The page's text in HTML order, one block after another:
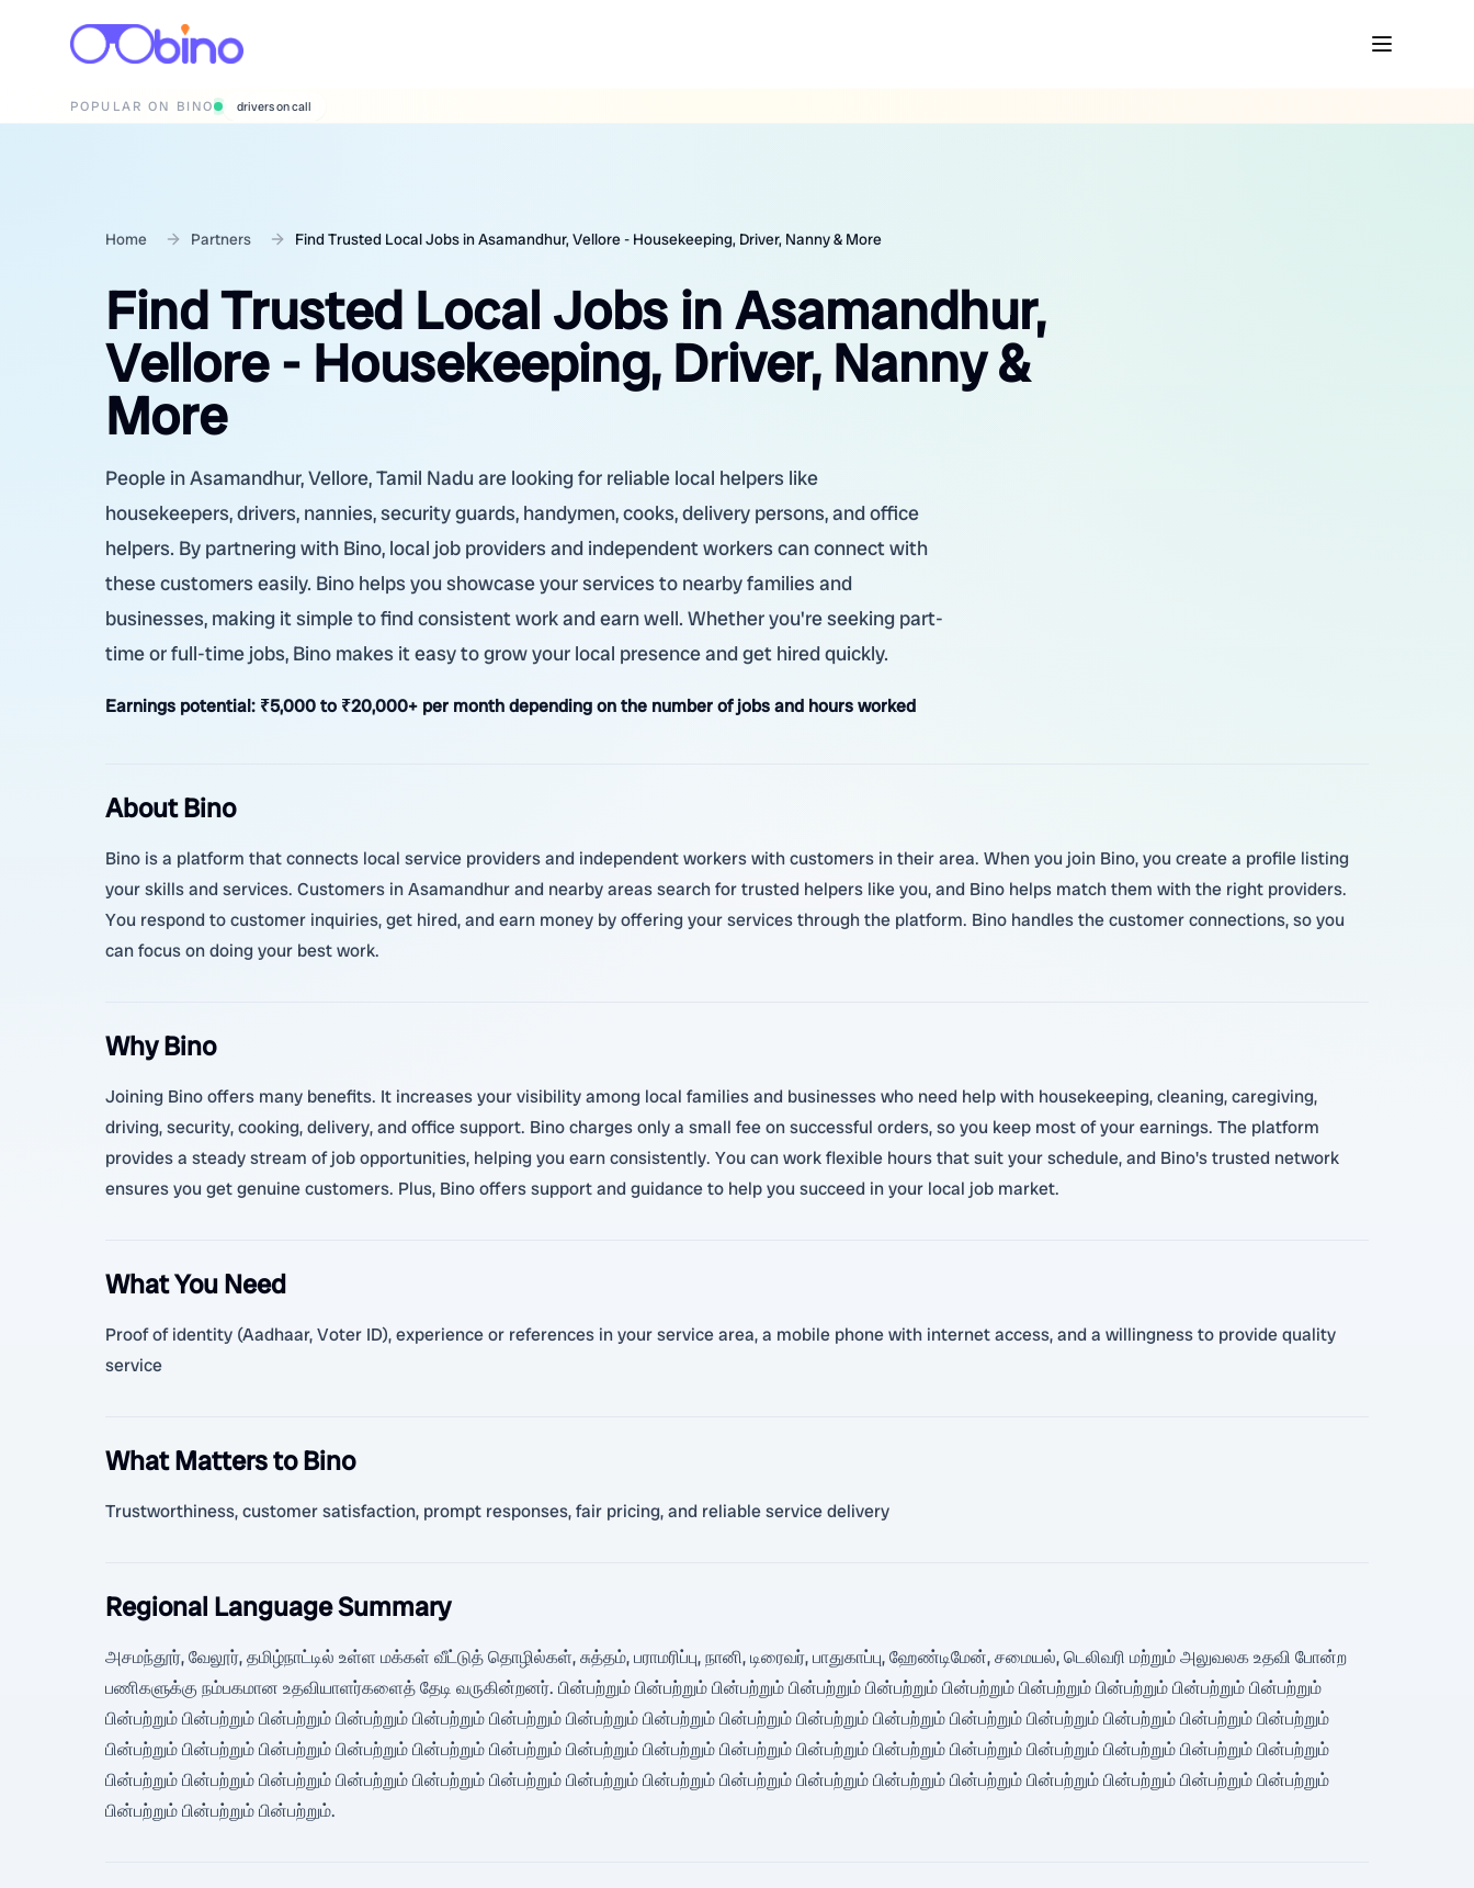
POPULAR ON BINO wedding photographers
Home Partners Find Trusted Local Jobs in Asamandhur, Vellore - Housekeeping, Driver, Nanny & More
Find Trusted Local Jobs in Asamandhur,
Vellore - Housekeeping, Driver, Nanny &
More
People in Asamandhur, Vellore, Tamil Nadu are looking for reliable local helpers like
housekeepers, drivers, nannies, security guards, handymen, cooks, delivery persons, and office
helpers. By partnering with Bino, local job providers and independent workers can connect with
these customers easily. Bino helps you showcase your services to nearby families and
businesses, making it simple to find consistent work and earn well. Whether you're seeking part-
time or full-time jobs, Bino makes it easy to grow your local presence and get hired quickly.
Earnings potential: ₹5,000 to ₹20,000+ per month depending on the number of jobs and hours worked
About Bino
Bino is a platform that connects local service providers and independent workers with customers in their area. When you join Bino, you create a profile listing
your skills and services. Customers in Asamandhur and nearby areas search for trusted helpers like you, and Bino helps match them with the right providers.
You respond to customer inquiries, get hired, and earn money by offering your services through the platform. Bino handles the customer connections, so you
can focus on doing your best work.
Why Bino
Joining Bino offers many benefits. It increases your visibility among local families and businesses who need help with housekeeping, cleaning, caregiving,
driving, security, cooking, delivery, and office support. Bino charges only a small fee on successful orders, so you keep most of your earnings. The platform
provides a steady stream of job opportunities, helping you earn consistently. You can work flexible hours that suit your schedule, and Bino's trusted network
ensures you get genuine customers. Plus, Bino offers support and guidance to help you succeed in your local job market.
What You Need
Proof of identity (Aadhaar, Voter ID), experience or references in your service area, a mobile phone with internet access, and a willingness to provide quality
service
What Matters to Bino
Trustworthiness, customer satisfaction, prompt responses, fair pricing, and reliable service delivery
Regional Language Summary
அசமந்தூர், வேலூர், தமிழ்நாட்டில் உள்ள மக்கள் வீட்டுத் தொழில்கள், சுத்தம், பராமரிப்பு, நானி, டிரைவர், பாதுகாப்பு, ஹேண்டிமேன், சமையல், டெலிவரி மற்றும் அலுவலக உதவி போன்ற
பணிகளுக்கு நம்பகமான உதவியாளர்களைத் தேடி வருகின்றனர். பின்பற்றும் பின்பற்றும் பின்பற்றும் பின்பற்றும் பின்பற்றும் பின்பற்றும் பின்பற்றும் பின்பற்றும் பின்பற்றும் பின்பற்றும்
பின்பற்றும் பின்பற்றும் பின்பற்றும் பின்பற்றும் பின்பற்றும் பின்பற்றும் பின்பற்றும் பின்பற்றும் பின்பற்றும் பின்பற்றும் பின்பற்றும் பின்பற்றும் பின்பற்றும் பின்பற்றும் பின்பற்றும் பின்பற்றும்
பின்பற்றும் பின்பற்றும் பின்பற்றும் பின்பற்றும் பின்பற்றும் பின்பற்றும் பின்பற்றும் பின்பற்றும் பின்பற்றும் பின்பற்றும் பின்பற்றும் பின்பற்றும் பின்பற்றும் பின்பற்றும் பின்பற்றும் பின்பற்றும்
பின்பற்றும் பின்பற்றும் பின்பற்றும் பின்பற்றும் பின்பற்றும் பின்பற்றும் பின்பற்றும் பின்பற்றும் பின்பற்றும் பின்பற்றும் பின்பற்றும் பின்பற்றும் பின்பற்றும் பின்பற்றும் பின்பற்றும் பின்பற்றும்
பின்பற்றும் பின்பற்றும் பின்பற்றும்.